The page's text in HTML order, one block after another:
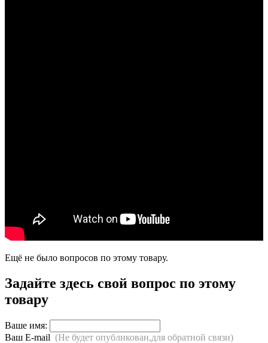
Ещё не было вопросов по этому товару.
Задайте здесь свой вопрос по этому
товару
Ваше имя:
Ваш E-mail (Не будет опубликован,для обратной связи)